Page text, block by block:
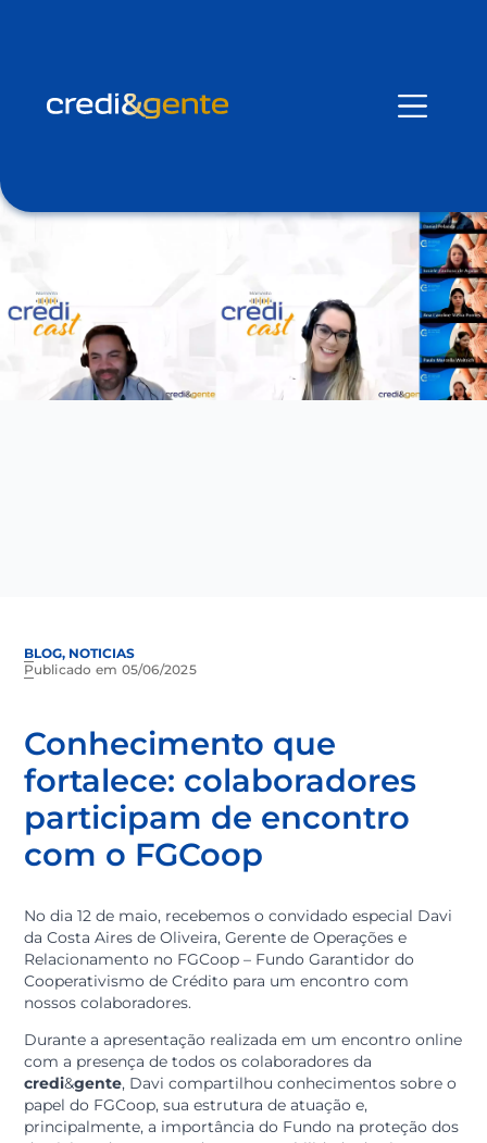
Publicado em 05/06/2025
Conhecimento que
fortalece: colaboradores
participam de encontro
com o FGCoop
da Costa Aires de Oliveira, Gerente de Operações e
Relacionamento no FGCoop – Fundo Garantidor do
Cooperativismo de Crédito para um encontro com
nossos colaboradores.